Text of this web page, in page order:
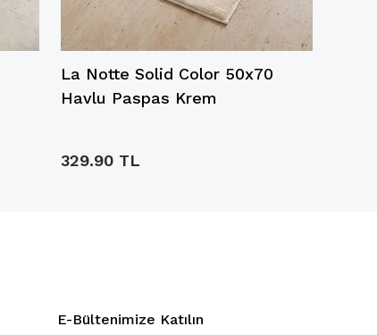
La Notte Solid Color 50x70
Havlu Paspas Krem
329.90 TL
E-Bültenimize Katılın